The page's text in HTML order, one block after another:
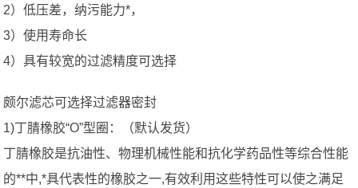
2）低压差，纳污能力*，
3）使用寿命长
4）具有较宽的过滤精度可选择
颇尔滤芯可选择过滤器密封
1)丁腈橡胶“O”型圈：（默认发货）
丁腈橡胶是抗油性、物理机械性能和抗化学药品性等综合性能
的**中,*具代表性的橡胶之一,有效利用这些特性可以使之满足